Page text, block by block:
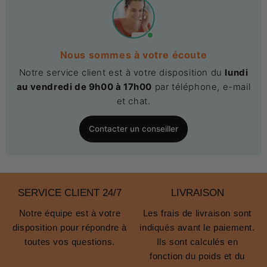
Nous sommes à votre écoute
Notre service client est à votre disposition du lundi
au vendredi de 9h00 à 17h00 par téléphone, e-mail
et chat.
Contacter un conseiller
SERVICE CLIENT 24/7
Notre équipe est à votre
disposition pour répondre à
toutes vos questions.
LIVRAISON
Les frais de livraison sont
indiqués avant le paiement.
Ils sont calculés en
fonction du poids et du